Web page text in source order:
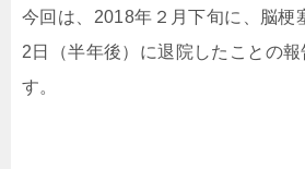
今回は、2018年２月下旬に、脳梗
2日（半年後）に退院したことの報
す。